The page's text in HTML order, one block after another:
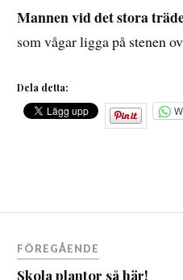
Mannen vid det stora
som vågar ligga på stenen
Dela detta:
FÖREGÅENDE
Skola plantor så här!